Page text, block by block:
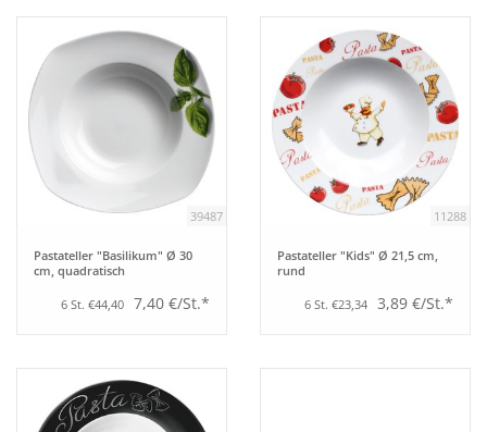
Küchenmöbel
39487
Pastateller "Basilikum" Ø 30
cm, quadratisch
6 St. €44,40 7,40 €/St.*
11288
Pastateller "Kids" Ø 21,5 cm,
rund
6 St. €23,34 3,89 €/St.*